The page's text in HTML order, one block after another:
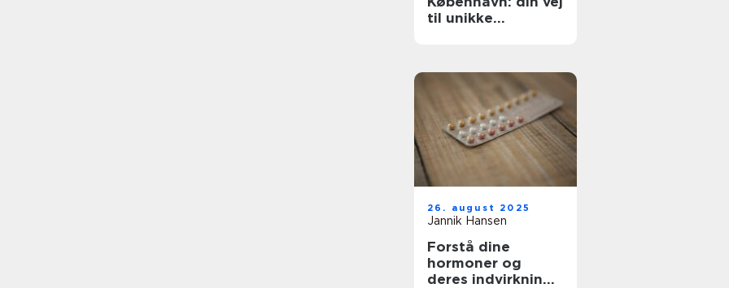
til unikke
26. august 2025
Jannik Hansen
Forstå dine
hormoner og
deres indvirkning